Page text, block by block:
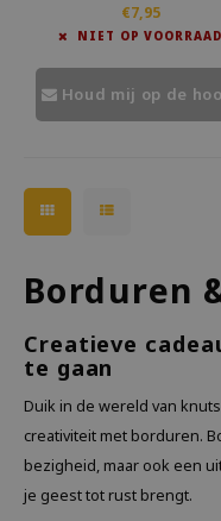
lekker creatief bezig. Even
schermen, maar iets moois
€7,95
NIET OP VOORRAAD
Houd mij op de
Borduren
Creatieve
te gaan
Duik in de wereld van
creativiteit met borduren.
bezigheid, maar ook een
je geest tot rust brengt.